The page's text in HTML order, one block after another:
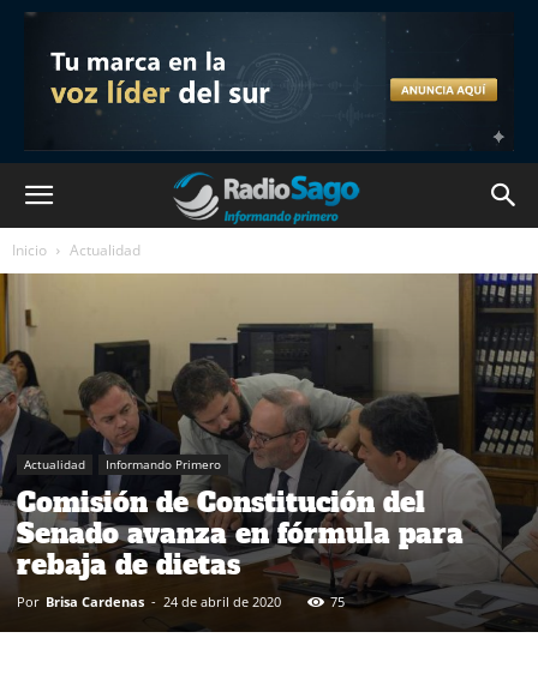
Inicio Actualidad
Actualidad Informando Primero
Comisión de Constitución del
Senado avanza en fórmula para
rebaja de dietas
Por Brisa Cardenas - 24 de abril de 2020 75